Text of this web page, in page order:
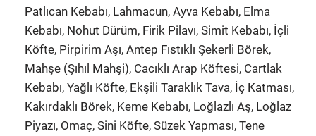
Patlıcan Kebabı, Lahmacun, Ayva Kebabı, Elma
Kebabı, Nohut Dürüm, Firik Pilavı, Simit Kebabı, İçli
Köfte, Pirpirim Aşı, Antep Fıstıklı Şekerli Börek,
Mahşe (Şıhıl Mahşi), Cacıklı Arap Köftesi, Cartlak
Kebabı, Yağlı Köfte, Ekşili Taraklık Tava, İç Katması,
Kakırdaklı Börek, Keme Kebabı, Loğlazlı Aş, Loğlaz
Piyazı, Omaç, Sini Köfte, Süzek Yapması, Tene